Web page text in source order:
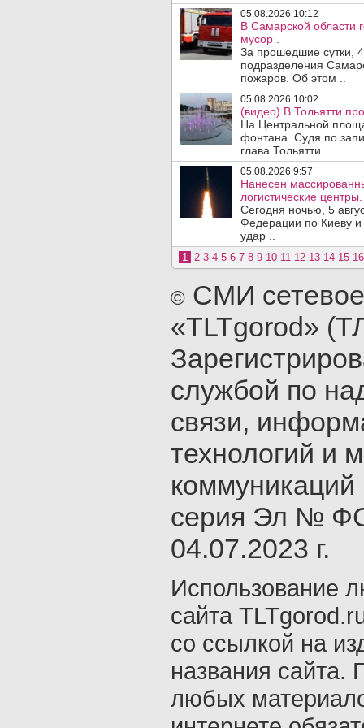
05.08.2026 10:12
В Самарской области
мусор .
За прошедшие сутки,
подразделения
пожаров. Об этом ..
05.08.2026 10:02
(видео) В Тольятти
На Центральной
фонтана. Судя по
глава Тольятти ..
05.08.2026 9:57
Нанесен
логистические центры.
Сегодня ночью, 5
Федерации по Киеву и
удар ..
1 2 3 4 5 6 7 8 9 10 11 12 13 14 15 16
© СМИ
«TLTgorod»
службой по
связи,
технологий и
серия Эл №
04.07.2023 г.
Использование
сайта
со ссылкой на
названия сайта.
любых